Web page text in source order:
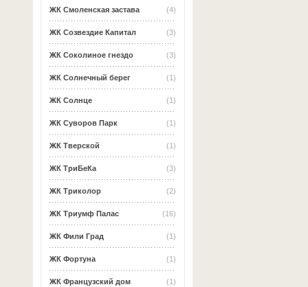
(4)
ЖК Смоленская застава
(3)
ЖК Созвездие Капитал
(3)
ЖК Соколиное гнездо
(1)
ЖК Солнечный берег
(1)
ЖК Солнце
(1)
ЖК Суворов Парк
(1)
ЖК Тверской
(3)
ЖК ТриБеКа
(2)
ЖК Триколор
(16)
ЖК Триумф Палас
(1)
ЖК Фили Град
(1)
ЖК Фортуна
(1)
ЖК Французский дом